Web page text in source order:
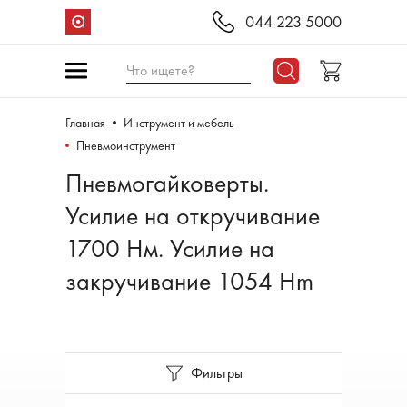
044 223 5000
Что ищете?
Главная
Инструмент и мебель
Пневмоинструмент
Пневмогайковерты.
Усилие на откручивание
1700 Нм. Усилие на
закручивание 1054 Hm
Фильтры